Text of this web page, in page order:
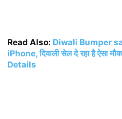
Read Also: Diwali Bumper
iPhone, दिवाली सेल दे रहा है ऐसा
Details